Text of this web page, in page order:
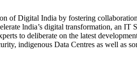
of Digital India by fostering
lndia’s digital transformation, an
to deliberate on the latest
indigenous Data Centres as well as